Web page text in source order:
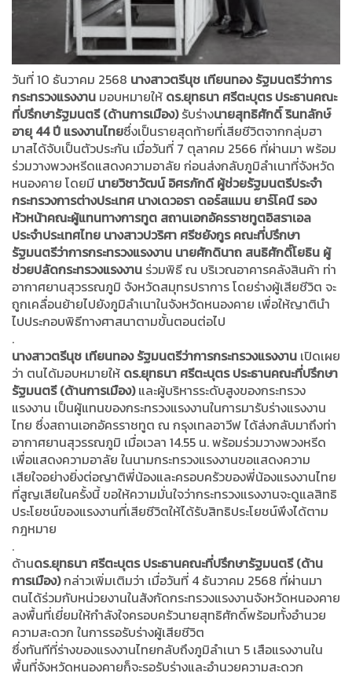
วันที่ 10 ธันวาคม 2568 นางสาวตรีนุช เทียนทอง รัฐมนตรีว่าการ
กระทรวงแรงงาน มอบหมายให้ ดร.ยุทธนา ศรีตะบุตร ประธานคณะ
ที่ปรึกษารัฐมนตรี (ด้านการเมือง)รับร่างนายสุทธิศักดิ์ รินทลักษ์
อายุ 44 ปี แรงงานไทยซึ่งเป็นรายสุดท้ายที่เสียชีวิตจากกลุ่มฮา
มาสได้จับเป็นตัวประกัน เมื่อวันที่ 7 ตุลาคม 2566 ที่ผ่านมา พร้อม
ร่วมวางพวงหรีดแสดงความอาลัย ก่อนส่งกลับภูมิลำเนาที่จังหวัด
หนองคาย โดยมี นายวิชาวัฒน์ อิศรภักดี ผู้ช่วยรัฐมนตรีประจำ
กระทรวงการต่างประเทศ นางเดวอรา ดอร์สแมน ยาร์โคนี รอง
หัวหน้าคณะผู้แทนทางการทูต สถานเอกอัครราชทูตอิสราเอล
ประจำประเทศไทย นางสาวปวริศา ศรีชยังกูร คณะที่ปรึกษา
รัฐมนตรีว่าการกระทรวงแรงงาน นายศักดินาถ สนธิศักดิ์โยธิน ผู้
ช่วยปลัดกระทรวงแรงงาน ร่วมพิธี ณ บริเวณอาคารคลังสินค้า ท่า
อากาศยานสุวรรณภูมิ จังหวัดสมุทรปราการ โดยร่างผู้เสียชีวิต จะ
ถูกเคลื่อนย้ายไปยังภูมิลำเนาในจังหวัดหนองคาย เพื่อให้ญาตินำ
ไปประกอบพิธีทางศาสนาตามขั้นตอนต่อไป
.
นางสาวตรีนุช เทียนทอง รัฐมนตรีว่าการกระทรวงแรงงาน เปิดเผย
ว่า ตนได้มอบหมายให้ ดร.ยุทธนา ศรีตะบุตร ประธานคณะที่ปรึกษา
รัฐมนตรี (ด้านการเมือง)และผู้บริหารระดับสูงของกระทรวง
แรงงาน เป็นผู้แทนของกระทรวงแรงงานในการมารับร่างแรงงาน
ไทย ซึ่งสถานเอกอัครราชทูต ณ กรุงเทลอาวีฟ ได้ส่งกลับมาถึงท่า
อากาศยานสุวรรณภูมิ เมื่อเวลา 14.55 น. พร้อมร่วมวางพวงหรีด
เพื่อแสดงความอาลัย ในนามกระทรวงแรงงานขอแสดงความ
เสียใจอย่างยิ่งต่อญาติพี่น้องและครอบครัวของพี่น้องแรงงานไทย
ที่สูญเสียในครั้งนี้ ขอให้ความมั่นใจว่ากระทรวงแรงงานจะดูแลสิทธิ
ประโยชน์ของแรงงานที่เสียชีวิตให้ได้รับสิทธิประโยชน์พึงได้ตาม
กฎหมาย
.
ด้านดร.ยุทธนา ศรีตะบุตร ประธานคณะที่ปรึกษารัฐมนตรี (ด้าน
การเมือง)กล่าวเพิ่มเติมว่า เมื่อวันที่ 4 ธันวาคม 2568 ที่ผ่านมา
ตนได้ร่วมกับหน่วยงานในสังกัดกระทรวงแรงงานจังหวัดหนองคาย
ลงพื้นที่เยี่ยมให้กำลังใจครอบครัวนายสุทธิศักดิ์พร้อมทั้งอำนวย
ความสะดวก ในการรอรับร่างผู้เสียชีวิต
ซึ่งทันทีที่ร่างของแรงงานไทยกลับถึงภูมิลำเนา 5 เสือแรงงานใน
พื้นที่จังหวัดหนองคายก็จะรอรับร่างและอำนวยความสะดวก